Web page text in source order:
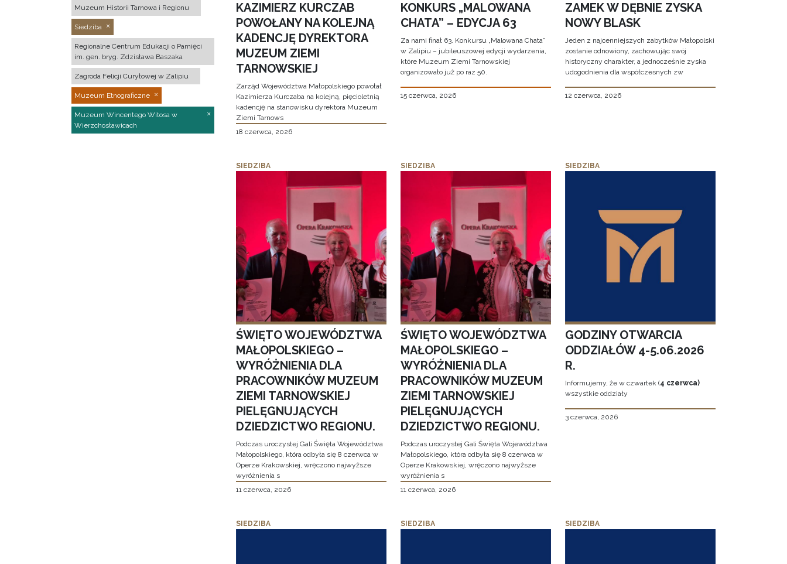
Muzeum Historii Tarnowa i Regionu
Siedziba
Regionalne Centrum Edukacji o Pamięci
im. gen. bryg. Zdzisława Baszaka
Zagroda Felicji Curyłowej w Zalipiu
Muzeum Etnograficzne
Muzeum Wincentego Witosa w
Wierzchosławicach
KAZIMIERZ KURCZAB
POWOŁANY NA KOLEJNĄ
KADENCJĘ DYREKTORA
MUZEUM ZIEMI
TARNOWSKIEJ
Zarząd Województwa Małopolskiego powołał
Kazimierza Kurczaba na kolejną, pięcioletnią
kadencję na stanowisku dyrektora Muzeum
Ziemi Tarnows
18 czerwca, 2026
KONKURS „MALOWANA
CHATA” – EDYCJA 63
Za nami finał 63. Konkursu „Malowana Chata”
w Zalipiu – jubileuszowej edycji wydarzenia,
które Muzeum Ziemi Tarnowskiej
organizowało już po raz 50.
15 czerwca, 2026
ZAMEK W DĘBNIE ZYSKA
NOWY BLASK
Jeden z najcenniejszych zabytków Małopolski
zostanie odnowiony, zachowując swój
historyczny charakter, a jednocześnie zyska
udogodnienia dla współczesnych zw
12 czerwca, 2026
SIEDZIBA
ŚWIĘTO WOJEWÓDZTWA
MAŁOPOLSKIEGO –
WYRÓŻNIENIA DLA
PRACOWNIKÓW MUZEUM
ZIEMI TARNOWSKIEJ
PIELĘGNUJĄCYCH
DZIEDZICTWO REGIONU.
Podczas uroczystej Gali Święta Województwa
Małopolskiego, która odbyła się 8 czerwca w
Operze Krakowskiej, wręczono najwyższe
wyróżnienia s
11 czerwca, 2026
SIEDZIBA
ŚWIĘTO WOJEWÓDZTWA
MAŁOPOLSKIEGO –
WYRÓŻNIENIA DLA
PRACOWNIKÓW MUZEUM
ZIEMI TARNOWSKIEJ
PIELĘGNUJĄCYCH
DZIEDZICTWO REGIONU.
Podczas uroczystej Gali Święta Województwa
Małopolskiego, która odbyła się 8 czerwca w
Operze Krakowskiej, wręczono najwyższe
wyróżnienia s
11 czerwca, 2026
SIEDZIBA
GODZINY OTWARCIA
ODDZIAŁÓW 4-5.06.2026
R.
Informujemy, że w czwartek (4 czerwca)
wszystkie oddziały
3 czerwca, 2026
SIEDZIBA SIEDZIBA SIEDZIBA